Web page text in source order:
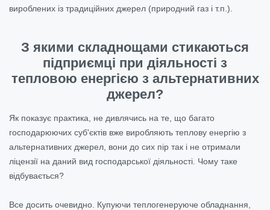
вироблених із традиційних джерел (природний газ і т.п.).
З якими складнощами стикаються
підприємці при діяльності з
тепловою енергією з альтернативних
джерел?
Як показує практика, не дивлячись на те, що багато
господарюючих суб'єктів вже виробляють теплову енергію з
альтернативних джерел, вони до сих пір так і не отримали
ліцензії на даний вид господарської діяльності. Чому таке
відбувається?
Все досить очевидно. Купуючи теплогенеруюче обладнання,